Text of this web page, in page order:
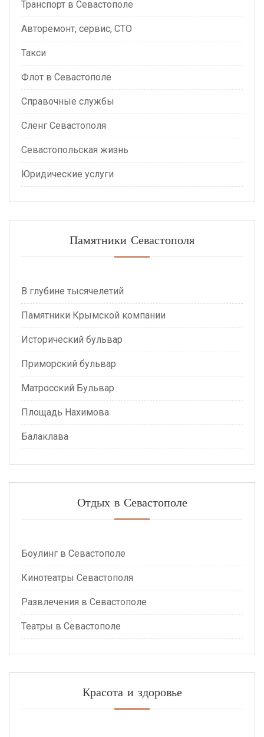
Транспорт в Севастополе
Авторемонт, сервис, СТО
Такси
Флот в Севастополе
Справочные службы
Сленг Севастополя
Севастопольская жизнь
Юридические услуги
Памятники Севастополя
В глубине тысячелетий
Памятники Крымской компании
Исторический бульвар
Приморский бульвар
Матросский Бульвар
Площадь Нахимова
Балаклава
Отдых в Севастополе
Боулинг в Севастополе
Кинотеатры Севастополя
Развлечения в Севастополе
Театры в Севастополе
Красота и здоровье